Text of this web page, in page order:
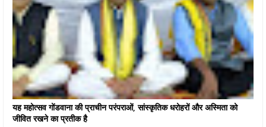
यह महोत्सव गोंडवाना की प्राचीन परंपराओं, सांस्कृतिक धरोहरों और अस्मिता को
जीवित रखने का प्रतीक है